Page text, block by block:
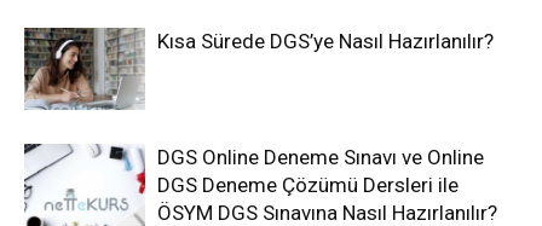
Kısa Sürede DGS’ye Nasıl Hazırlanılır?
DGS Online Deneme Sınavı ve Online
DGS Deneme Çözümü Dersleri ile
ÖSYM DGS Sınavına Nasıl Hazırlanılır?